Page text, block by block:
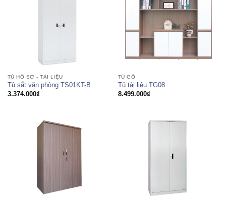
TỦ HỒ SƠ - TÀI LIỆU
Tủ sắt văn phòng TS01KT-B
3.374.000₫
TỦ GỖ
Tủ tài liệu TG08
8.499.000₫